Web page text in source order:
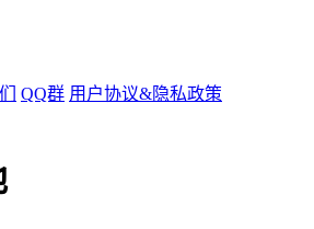
QQ群 用户协议&隐私政策